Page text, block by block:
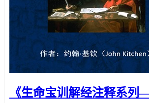
《生命宝训解经注释系